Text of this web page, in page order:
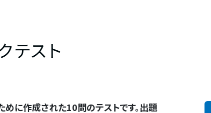
テスト
に作成された10問のテストです。出題